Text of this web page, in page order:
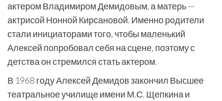
актером Владимиром Демидовым, а матерь —
актрисой Нонной Кирсановой. Именно родители
стали инициаторами того, чтобы маленький
Алексей попробовал себя на сцене, поэтому с
детства он стремился стать актером.
В 1968 году Алексей Демидов закончил Высшее
театральное училище имени М.С. Щепкина и